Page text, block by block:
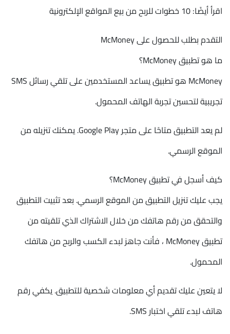
اقرأ أيضًا: 10 خطوات للربح من بيع المواقع الإلكترونية
التقدم بطلب للحصول على McMoney
ما هو تطبيق McMoney؟
McMoney هو تطبيق يساعد المستخدمين على تلقي رسائل SMS
تجريبية لتحسين تجربة الهاتف المحمول.
لم يعد التطبيق متاحًا على متجر Google Play. يمكنك تنزيله من
الموقع الرسمي.
كيف أسجل في تطبيق McMoney؟
يجب عليك تنزيل التطبيق من الموقع الرسمي. بعد تثبيت التطبيق
والتحقق من رقم هاتفك من خلال الاشتراك الذي تلقيته من
تطبيق McMoney ، فأنت جاهز لبدء الكسب والربح من هاتفك
المحمول.
لا يتعين عليك تقديم أي معلومات شخصية للتطبيق. يكفي رقم
هاتف لبدء تلقي اختبار SMS.